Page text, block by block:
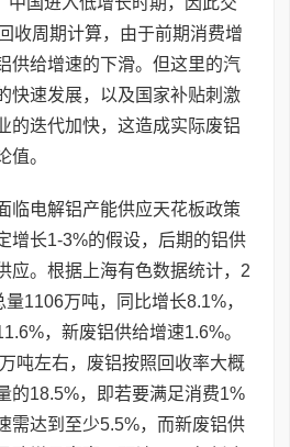
收周期计算，由于前期消费增
供给增速的下滑。但这里的汽
快速发展，以及国家补贴刺激
的迭代加快，这造成实际废铝
值。
临电解铝产能供应天花板政策
增长1-3%的假设，后期的铝供
应。根据上海有色数据统计，2
1106万吨，同比增长8.1%，
，新废铝供给增速1.6%。
吨左右，废铝按照回收率大概
的18.5%，即若要满足消费1%
需达到至少5.5%，而新废铝供